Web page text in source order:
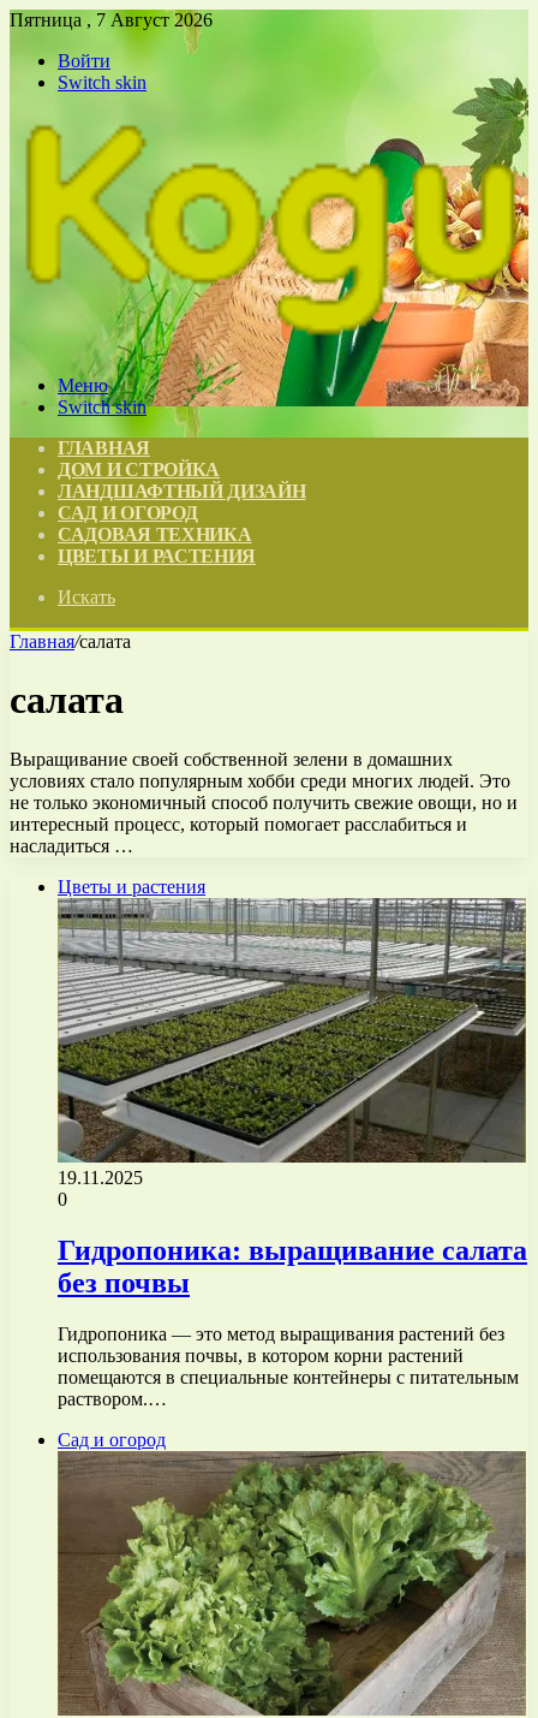
Пятница , 7 Август 2026
Войти
Switch skin
Меню
Switch skin
ГЛАВНАЯ
ДОМ И СТРОЙКА
ЛАНДШАФТНЫЙ ДИЗАЙН
САД И ОГОРОД
САДОВАЯ ТЕХНИКА
ЦВЕТЫ И РАСТЕНИЯ
Искать
Главная/салата
салата
Выращивание своей собственной зелени в домашних
условиях стало популярным хобби среди многих людей. Это
не только экономичный способ получить свежие овощи, но и
интересный процесс, который помогает расслабиться и
насладиться …
Цветы и растения
19.11.2025
0
Гидропоника: выращивание салата
без почвы
Гидропоника — это метод выращивания растений без
использования почвы, в котором корни растений
помещаются в специальные контейнеры с питательным
раствором.…
Сад и огород